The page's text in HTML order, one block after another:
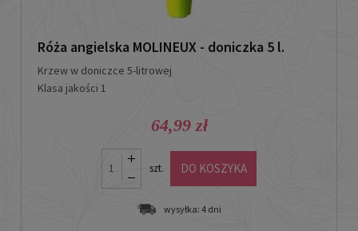
Róża angielska MOLINEUX - doniczka 5 l.
Krzew w doniczce 5-litrowej
Klasa jakości 1
64,99 zł
szt. DO KOSZYKA
wysyłka: 4 dni